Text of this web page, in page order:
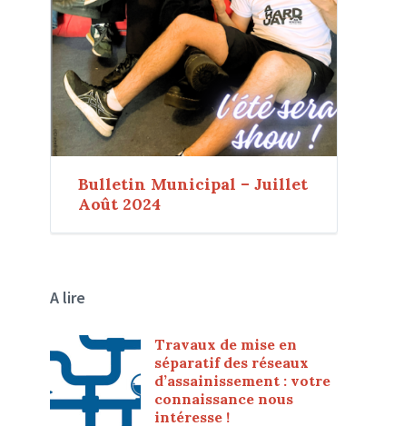
Bulletin Municipal – Juillet
Août 2024
A lire
Travaux de mise en
séparatif des réseaux
d’assainissement : votre
connaissance nous
intéresse !